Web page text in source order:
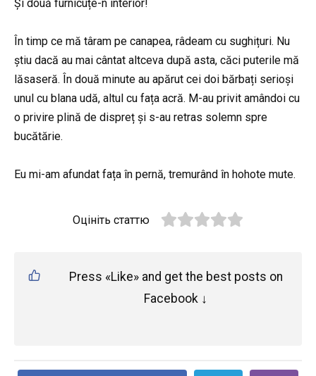
Și două furnicuțe-n interior!
În timp ce mă târam pe canapea, râdeam cu sughițuri. Nu
știu dacă au mai cântat altceva după asta, căci puterile mă
lăsaseră. În două minute au apărut cei doi bărbați serioși
unul cu blana udă, altul cu fața acră. M-au privit amândoi cu
o privire plină de dispreț și s-au retras solemn spre
bucătărie.
Eu mi-am afundat fața în pernă, tremurând în hohote mute.
Оцініть статтю
Press «Like» and get the best posts on
Facebook ↓